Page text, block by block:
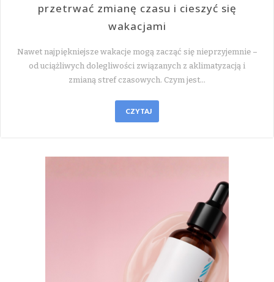
przetrwać zmianę czasu i cieszyć się
wakacjami
Nawet najpiękniejsze wakacje mogą zacząć się nieprzyjemnie –
od uciążliwych dolegliwości związanych z aklimatyzacją i
zmianą stref czasowych. Czym jest…
CZYTAJ